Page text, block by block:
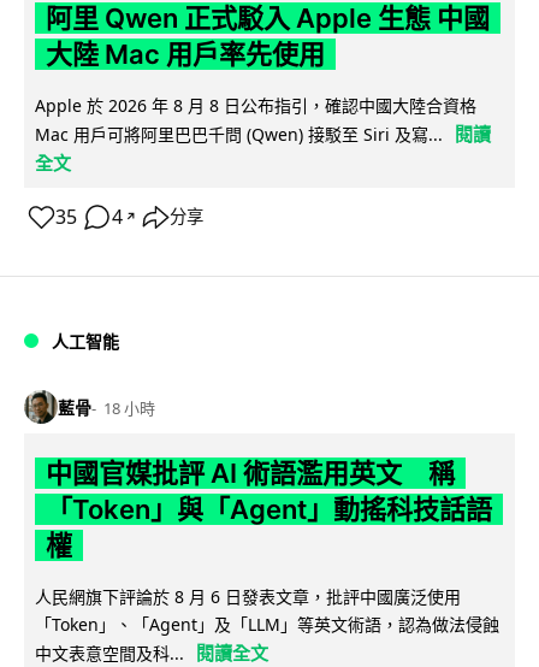
阿里 Qwen 正式駁入 Apple 生態 中國
大陸 Mac 用戶率先使用
Apple 於 2026 年 8 月 8 日公布指引，確認中國大陸合資格
Mac 用戶可將阿里巴巴千問 (Qwen) 接駁至 Siri 及寫...
閱讀
全文
35 4 ↗ 分享
人工智能
藍骨 18 小時
中國官媒批評 AI 術語濫用英文 稱
「Token」與「Agent」動搖科技話語
權
人民網旗下評論於 8 月 6 日發表文章，批評中國廣泛使用
「Token」、「Agent」及「LLM」等英文術語，認為做法侵蝕
中文表意空間及科...
閱讀全文